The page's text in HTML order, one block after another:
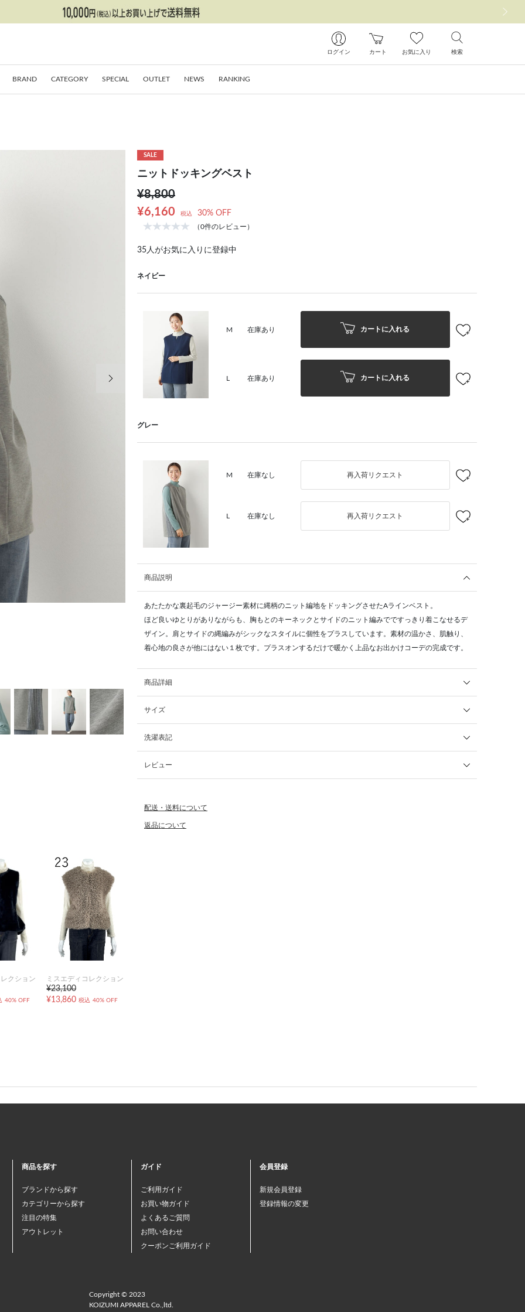
ログイン カート お気に入り 検索
BRAND CATEGORY SPECIAL OUTLET NEWS RANKING
クション
40% OFF
ミスエディコレクション
¥23,100
¥13,860 税込 40% OFF
SALE
ニットドッキングベスト
¥8,800
¥6,160
税込 30% OFF
（0件のレビュー）
35人がお気に入りに登録中
ネイビー
M 在庫あり カートに入れる
L 在庫あり カートに入れる
グレー
M 在庫なし 再入荷リクエスト
L 在庫なし 再入荷リクエスト
商品説明
あたたかな裏起毛のジャージー素材に縄柄のニット編地をドッキングさせたAラインベスト。
ほど良いゆとりがありながらも、胸もとのキーネックとサイドのニット編みでですっきり着こなせるデ
ザイン。肩とサイドの縄編みがシックなスタイルに個性をプラスしています。素材の温かさ、肌触り、
着心地の良さが他にはない１枚です。プラスオンするだけで暖かく上品なお出かけコーデの完成です。
商品詳細
サイズ
洗濯表記
レビュー
配送・送料について
返品について
商品を探す
ブランドから探す
カテゴリーから探す
注目の特集
アウトレット
ガイド
ご利用ガイド
お買い物ガイド
よくあるご質問
お問い合わせ
クーポンご利用ガイド
会員登録
新規会員登録
登録情報の変更
Copyright © 2023
KOIZUMI APPAREL Co.,ltd.